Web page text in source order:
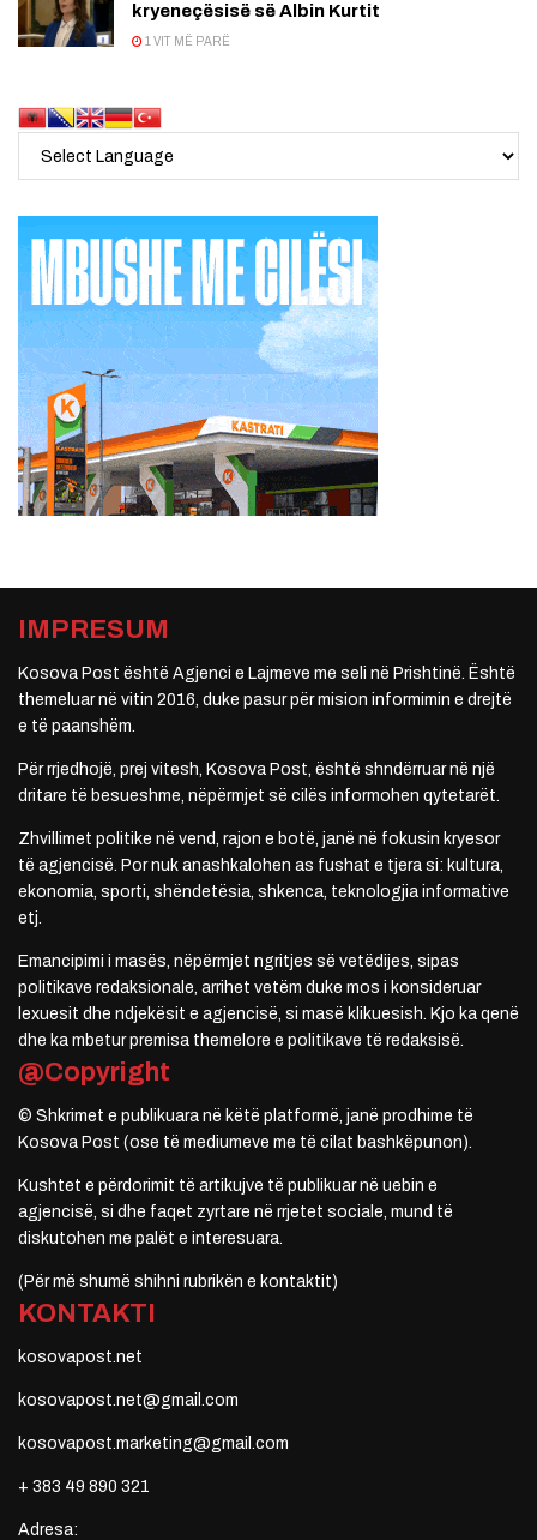
kryeneçësisë së Albin Kurtit
1 VIT MË PARË
IMPRESUM
Kosova Post është Agjenci e Lajmeve me seli në Prishtinë. Është
themeluar në vitin 2016, duke pasur për mision informimin e drejtë
e të paanshëm.
Për rrjedhojë, prej vitesh, Kosova Post, është shndërruar në një
dritare të besueshme, nëpërmjet së cilës informohen qytetarët.
Zhvillimet politike në vend, rajon e botë, janë në fokusin kryesor
të agjencisë. Por nuk anashkalohen as fushat e tjera si: kultura,
ekonomia, sporti, shëndetësia, shkenca, teknologjia informative
etj.
Emancipimi i masës, nëpërmjet ngritjes së vetëdijes, sipas
politikave redaksionale, arrihet vetëm duke mos i konsideruar
lexuesit dhe ndjekësit e agjencisë, si masë klikuesish. Kjo ka qenë
dhe ka mbetur premisa themelore e politikave të redaksisë.
@Copyright
© Shkrimet e publikuara në këtë platformë, janë prodhime të
Kosova Post (ose të mediumeve me të cilat bashkëpunon).
Kushtet e përdorimit të artikujve të publikuar në uebin e
agjencisë, si dhe faqet zyrtare në rrjetet sociale, mund të
diskutohen me palët e interesuara.
(Për më shumë shihni rubrikën e kontaktit)
KONTAKTI
kosovapost.net
kosovapost.net@gmail.com
kosovapost.marketing@gmail.com
+ 383 49 890 321
Adresa: